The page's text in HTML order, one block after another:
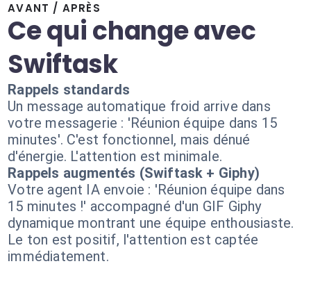
AVANT / APRÈS
Ce qui change avec
Swiftask
Rappels standards
Un message automatique froid arrive dans
votre messagerie : 'Réunion équipe dans 15
minutes'. C'est fonctionnel, mais dénué
d'énergie. L'attention est minimale.
Rappels augmentés (Swiftask + Giphy)
Votre agent IA envoie : 'Réunion équipe dans
15 minutes !' accompagné d'un GIF Giphy
dynamique montrant une équipe enthousiaste.
Le ton est positif, l'attention est captée
immédiatement.